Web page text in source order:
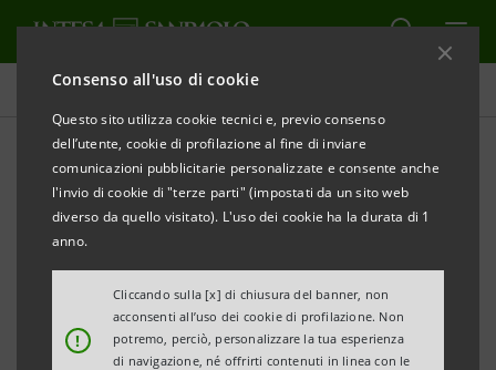
Consenso all'uso di cookie
Questo sito utilizza cookie tecnici e, previo consenso
dell’utente, cookie di profilazione al fine di inviare
comunicazioni pubblicitarie personalizzate e consente anche
l'invio di cookie di "terze parti" (impostati da un sito web
diverso da quello visitato). L'uso dei cookie ha la durata di 1
anno.
!
Cliccando sulla [x] di chiusura del banner, non
acconsenti all’uso dei cookie di profilazione. Non
potremo, perciò, personalizzare la tua esperienza
di navigazione, né offrirti contenuti in linea con le
Tutti gli eventi sostenuti dalla banca
CULTURA
Salone Internazionale del
Libro di Torino